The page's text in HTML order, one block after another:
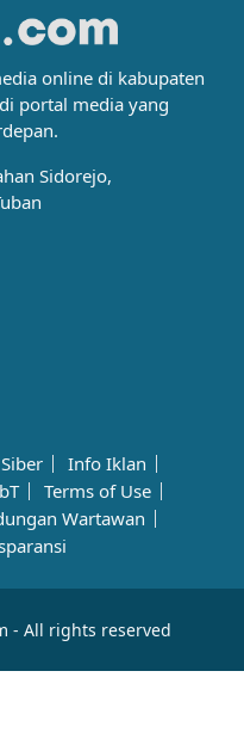
online di kabupaten
portal media yang
Sidorejo,
Info Iklan
Terms of Use
Wartawan
- All rights reserved